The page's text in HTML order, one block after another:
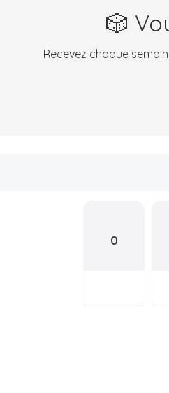
🎲
Recevez chaque
0